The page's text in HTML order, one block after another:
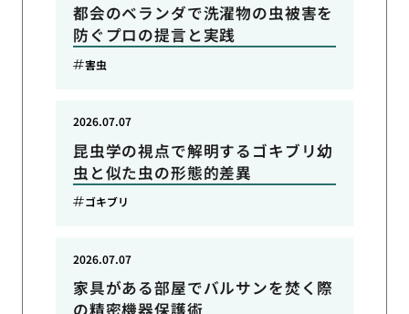
都会のベランダで洗濯物の虫被害を
防ぐプロの提言と実践
害虫
昆虫学の視点で解明するゴキブリ幼
虫と似た虫の形態的差異
2026.07.07
ゴキブリ
家具がある部屋でバルサンを焚く際
2026.07.07